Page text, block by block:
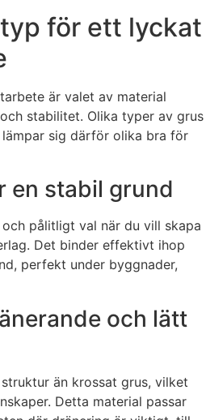
för ett lyckat
är valet av material
stabilitet. Olika typer av grus
sig därför olika bra för
en stabil grund
pålitligt val när du vill skapa
Det binder effektivt ihop
perfekt under byggnader,
och lätt
än krossat grus, vilket
Detta material passar